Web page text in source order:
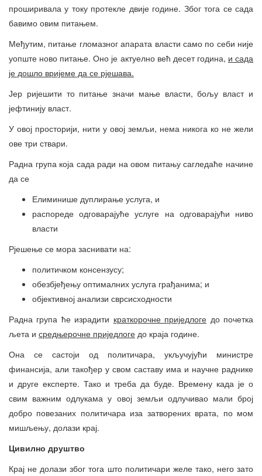
проширивала у току протекле двије године. Због тога се сада
бавимо овим питањем.
Међутим, питање гломазног апарата власти само по себи није
уопште ново питање. Оно је актуелно већ десет година, и сада
је дошло вријеме да се рјешава.
Јер ријешити то питање значи мање власти, бољу власт и
јефтинију власт.
У овој просторији, нити у овој земљи, нема никога ко не жели
ове три ствари.
Радна група која сада ради на овом питању сагледаће начине
да се
Елиминише дуплирање услуга, и
распореде одговарајуће услуге на одговарајући ниво
власти
Рјешење се мора заснивати на:
политичком консензусу;
обезбјеђењу оптималних услуга грађанима; и
објективној анализи сврсисходности
Радна група ће израдити краткорочне приједлоге до почетка
љета и средњерочне приједлоге до краја године.
Она се састоји од политичара, укључујући министре
финансија, али такођер у свом саставу има и научне раднике
и друге експерте. Тако и треба да буде. Времену када је о
свим важним одлукама у овој земљи одлучивао мали број
добро повезаних политичара иза затворених врата, по мом
мишљењу, долази крај.
Цивилно друштво
Крај не долази због тога што политичари желе тако, него зато